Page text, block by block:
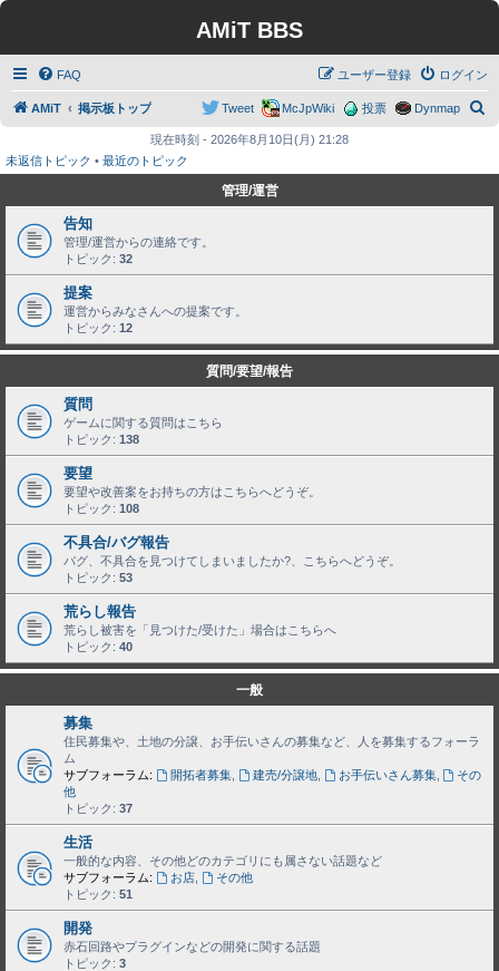
AMiT BBS
FAQ ログイン
ユーザー登録
AMiT 掲示板トップ Dynmap
投票
McJpWiki
Tweet
現在時刻 - 2026年8月10日(月) 21:28
未返信トピック • 最近のトピック
管理/運営
告知
管理/運営からの連絡です。
トピック: 32
提案
運営からみなさんへの提案です。
トピック: 12
質問/要望/報告
質問
ゲームに関する質問はこちら
トピック: 138
要望
要望や改善案をお持ちの方はこちらへどうぞ。
トピック: 108
不具合/バグ報告
バグ、不具合を見つけてしまいましたか?、こちらへどうぞ。
トピック: 53
荒らし報告
荒らし被害を「見つけた/受けた」場合はこちらへ
トピック: 40
一般
募集
住民募集や、土地の分譲、お手伝いさんの募集など、人を募集するフォーラ
ム
サブフォーラム:
開拓者募集, 建売/分譲地, お手伝いさん募集,
その
他
トピック: 37
生活
一般的な内容、その他どのカテゴリにも属さない話題など
サブフォーラム:
お店,
その他
トピック: 51
開発
赤石回路やプラグインなどの開発に関する話題
トピック: 3